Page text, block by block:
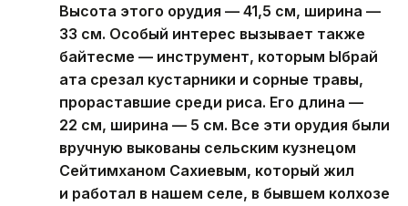
Высота этого орудия — 41,5 см, ширина —
33 см. Особый интерес вызывает также
байтесме — инструмент, которым Ыбрай
ата срезал кустарники и сорные травы,
прораставшие среди риса. Его длина —
22 см, ширина — 5 см. Все эти орудия были
вручную выкованы сельским кузнецом
Сейтимханом Сахиевым, который жил
и работал в нашем селе, в бывшем колхозе